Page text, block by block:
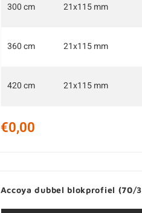
300 cm 21x115 mm
360 cm 21x115 mm
420 cm 21x115 mm
€0,00
Accoya dubbel blokprofiel (70/